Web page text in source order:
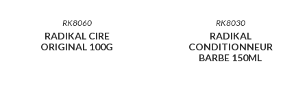
RK8060
RADIKAL CIRE
ORIGINAL 100G
RK8030
RADIKAL
CONDITIONNEUR
BARBE 150ML